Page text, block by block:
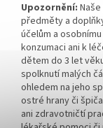
Upozornění:
předměty a
účelům a
konzumaci ani k
dětem do 3 let
spolknutí malých
ohledem na jeho
ostré hrany či
ani zdravotničtí